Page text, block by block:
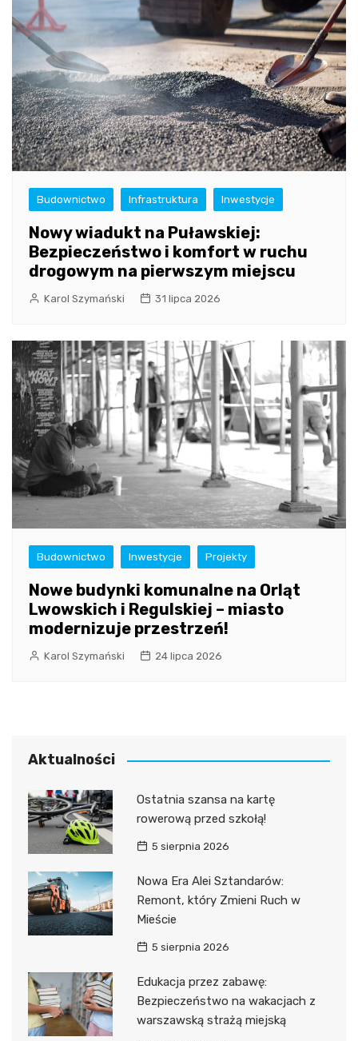
Budownictwo Infrastruktura Inwestycje
Nowy wiadukt na Puławskiej:
Bezpieczeństwo i komfort w ruchu
drogowym na pierwszym miejscu
Karol Szymański 31 lipca 2026
Budownictwo Inwestycje Projekty
Nowe budynki komunalne na Orląt
Lwowskich i Regulskiej – miasto
modernizuje przestrzeń!
Karol Szymański 24 lipca 2026
Aktualności
Ostatnia szansa na kartę
rowerową przed szkołą!
5 sierpnia 2026
Nowa Era Alei Sztandarów:
Remont, który Zmieni Ruch w
Mieście
5 sierpnia 2026
Edukacja przez zabawę:
Bezpieczeństwo na wakacjach z
warszawską strażą miejską